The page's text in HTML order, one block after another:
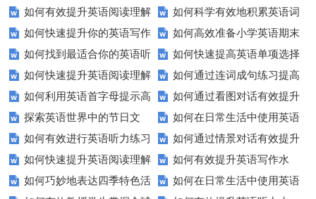
口流利英语！
技巧让你轻松掌握！
口语能力？试试这5个方法！
如何有效提升英语阅读理解
能力？这些技巧让你事半功倍！
如何科学有效地积累英语词
汇？
如何快速提升你的英语写作
技巧？这些建议助你一臂之力
如何高效准备小学英语期末
评估？这些技巧助你轻松过关！
如何找到最适合你的英语听
力测试？
如何快速提高英语单项选择
题的得分？
如何快速提升英语阅读理解
能力？这些技巧你必须知道！
如何通过连词成句练习提高
英语水平？
如何利用英语首字母提示高
效完成填空题？
如何通过看图对话有效提升
英语口语水平？
探索英语世界中的节日文
化：您知道这些传统吗？
如何在日常生活中使用英语
进行有效沟通？——实用英语口
语技巧
如何有效进行英语听力练习
以快速提升？
如何通过情景对话有效提升
英语口语水平？
如何快速提升英语阅读理解
能力？这些技巧你必须知道！
如何有效提升英语写作水
平？这里有五个实用建议！
如何巧妙地表达四季特色活
如何在日常生活中使用英语